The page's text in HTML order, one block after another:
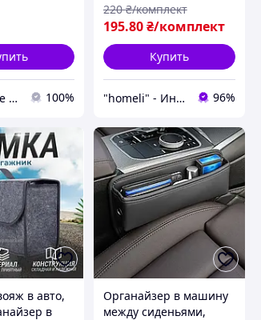
Sport Bottle Od Ua 100%
195.80₴/комплект
220 ₴/комплект
Купить
"homeli" - Интернет-магазин 96%
в авто,
в
Органайзер в машину
между сиденьями,